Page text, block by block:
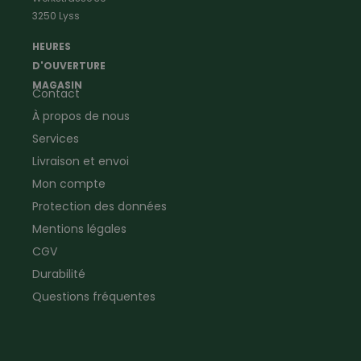
Vêtements d'ouvrier
Ramoneur
Vêtements de signalisation
Jardinage
Plombier
Electricien
Vêtements d'entreprise
3250 Lyss
HEURES
D'OUVERTURE
MAGASIN
Contact
À propos de nous
Services
Livraison et envoi
Mon compte
Protection des données
Mentions légales
CGV
Durabilité
Questions fréquentes